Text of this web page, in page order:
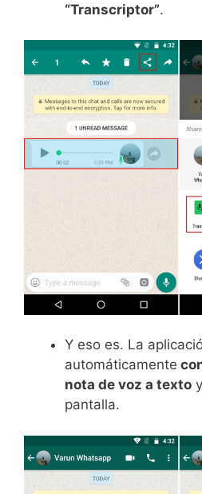
“Transcriptor”.
Y eso es. La
automáticamente
nota de voz a texto
pantalla.